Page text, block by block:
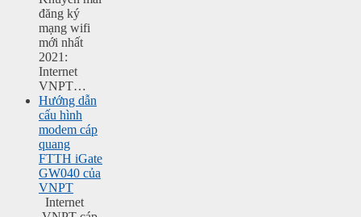
đăng ký
mạng wifi
mới nhất
2021:
Internet
VNPT…
Hướng dẫn
cấu hình
modem cáp
quang
FTTH iGate
GW040 của
VNPT
Internet